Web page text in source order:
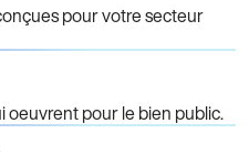
pour votre secteur
oeuvrent pour le bien public.